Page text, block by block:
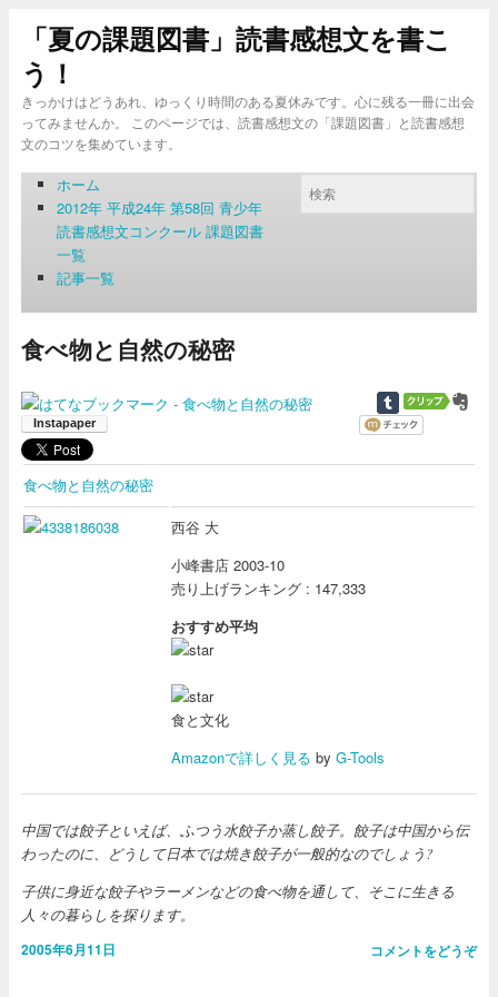
「夏の課題図書」読書感想文を書こ
う！
きっかけはどうあれ、ゆっくり時間のある夏休みです。心に残る一冊に出会
ってみませんか。 このページでは、読書感想文の「課題図書」と読書感想
文のコツを集めています。
ホーム
2012年 平成24年 第58回 青少年
読書感想文コンクール 課題図書
一覧
記事一覧
食べ物と自然の秘密
食べ物と自然の秘密
西谷 大
小峰書店 2003-10
売り上げランキング : 147,333
おすすめ平均
食と文化
Amazonで詳しく見る by G-Tools
中国では餃子といえば、ふつう水餃子か蒸し餃子。餃子は中国から伝
わったのに、どうして日本では焼き餃子が一般的なのでしょう?
子供に身近な餃子やラーメンなどの食べ物を通して、そこに生きる
人々の暮らしを探ります。
2005年6月11日 コメントをどうぞ